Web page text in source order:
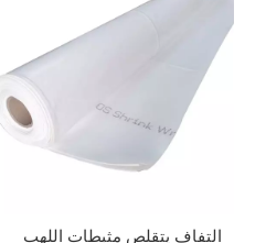
التفاف يتقلص مثبطات اللهب